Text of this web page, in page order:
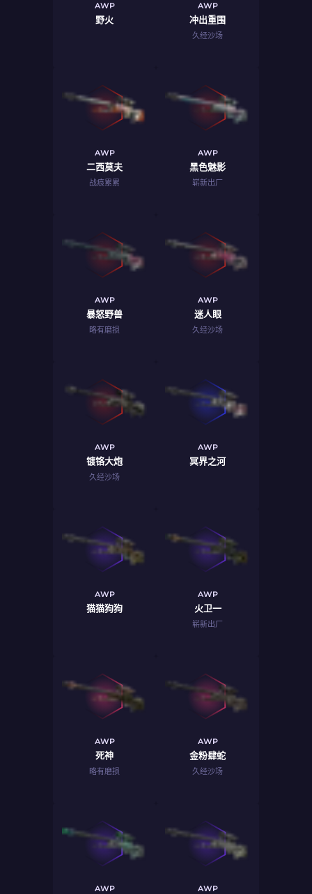
AWP
野火
AWP
冲出重围
久经沙场
AWP
二西莫夫
战痕累累
AWP
黑色魅影
崭新出厂
AWP
暴怒野兽
略有磨损
AWP
迷人眼
久经沙场
AWP
镀铬大炮
久经沙场
AWP
冥界之河
AWP
猫猫狗狗
AWP
火卫一
崭新出厂
AWP
死神
略有磨损
AWP
金粉肆蛇
久经沙场
AWP AWP